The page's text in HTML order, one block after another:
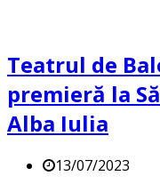
Teatrul de
premieră la
Alba Iulia
13/07/2023